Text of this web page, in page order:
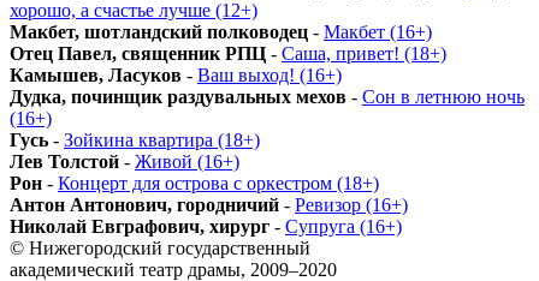
хорошо, а счастье лучше (12+)
Макбет, шотландский полководец - Макбет (16+)
Отец Павел, священник РПЦ - Саша, привет! (18+)
Камышев, Ласуков - Ваш выход! (16+)
Дудка, починщик раздувальных мехов - Сон в летнюю ночь
(16+)
Гусь - Зойкина квартира (18+)
Лев Толстой - Живой (16+)
Рон - Концерт для острова с оркестром (18+)
Антон Антонович, городничий - Ревизор (16+)
Николай Евграфович, хирург - Супруга (16+)
© Нижегородский государственный
академический театр драмы, 2009–2020